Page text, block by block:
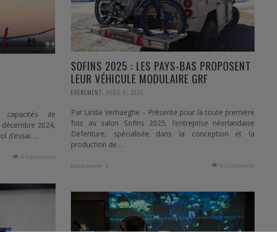
SOFINS 2025 : LES PAYS-BAS PROPOSENT
LEUR VÉHICULE MODULAIRE GRF
EVENEMENT AVRIL 6, 2025
Par Linda Verhaeghe – Présente pour la toute première
fois au salon Sofins 2025, l’entreprise néerlandaise
Defenture, spécialisée dans la conception et la
production de …
Read more 0 Comments
de
2024,
d’essai …
0 Comments